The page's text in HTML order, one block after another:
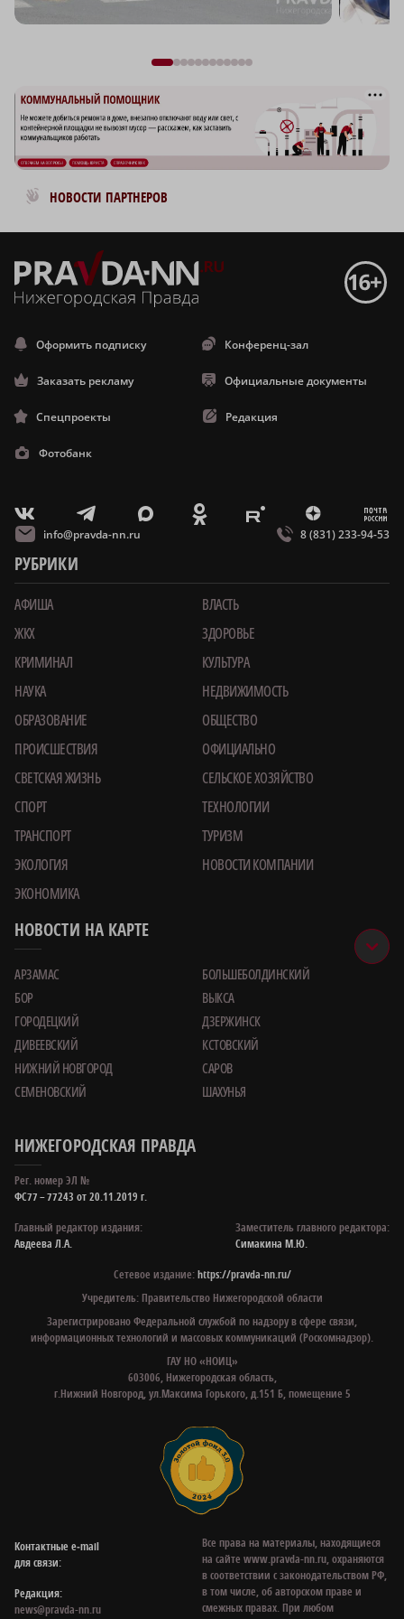
НОВОСТИ ПАРТНЕРОВ
Новости МирТесен
Оформить подписку Конференц-зал
Заказать рекламу Официальные документы
Спецпроекты Редакция
Фотобанк
V T X O E Z m
info@pravda-nn.ru 8 (831) 233-94-53
РУБРИКИ
АФИША
ВЛАСТЬ
ЖКХ
ЗДОРОВЬЕ
КРИМИНАЛ
КУЛЬТУРА
НАУКА
НЕДВИЖИМОСТЬ
ОБРАЗОВАНИЕ
ОБЩЕСТВО
ПРОИСШЕСТВИЯ
ОФИЦИАЛЬНО
СВЕТСКАЯ ЖИЗНЬ
СЕЛЬСКОЕ ХОЗЯЙСТВО
СПОРТ
ТЕХНОЛОГИИ
ТРАНСПОРТ
ТУРИЗМ
ЭКОЛОГИЯ
НОВОСТИ КОМПАНИИ
ЭКОНОМИКА
НОВОСТИ НА КАРТЕ
АРЗАМАС
БОЛЬШЕБОЛДИНСКИЙ
БОР
ВЫКСА
ГОРОДЕЦКИЙ
ДЗЕРЖИНСК
ДИВЕЕВСКИЙ
КСТОВСКИЙ
НИЖНИЙ НОВГОРОД
САРОВ
СЕМЕНОВСКИЙ
ШАХУНЬЯ
НИЖЕГОРОДСКАЯ ПРАВДА
Рег. номер ЭЛ №
ФС77 – 77243 от 20.11.2019 г.
Главный редактор издания:
Авдеева Л.А.
Заместитель главного редактора:
Симакина М.Ю.
Сетевое издание:https://pravda-nn.ru/
Учредитель: Правительство Нижегородской области
Зарегистрировано Федеральной службой по надзору в сфере связи,
информационных технологий и массовых коммуникаций (Роскомнадзор).
ГАУ НО «НОИЦ»
603006, Нижегородская область,
г.Нижний Новгород, ул.Максима Горького, д.151 Б, помещение 5
Контактные e‑mail
для связи:
Редакция:
news@pravda-nn.ru
Все права на материалы, находящиеся
на сайте www.pravda-nn.ru, охраняются
в соответствии с законодательством РФ,
в том числе, об авторском праве и
смежных правах. При любом